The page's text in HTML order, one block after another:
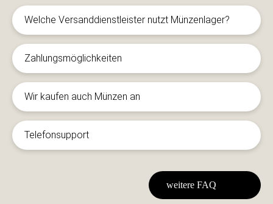
Welche Versanddienstleister nutzt Münzenlager?
Zahlungsmöglichkeiten
Wir kaufen auch Münzen an
Telefonsupport
weitere FAQ